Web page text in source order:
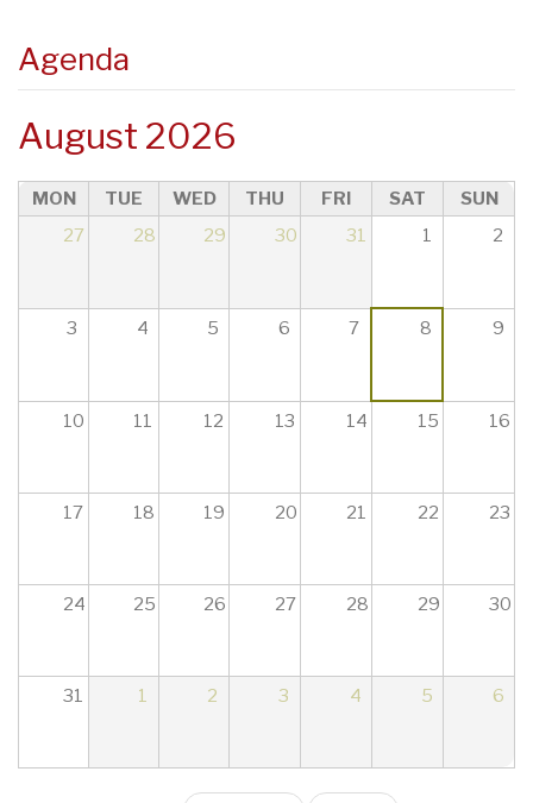
Agenda
August 2026
MON TUE WED THU FRI SAT
SUN
27
28 29 30 31 1 2
3 4 5 6 7 8 9
10 11 12 13 14 15 16
17 18 19 20 21 22 23
24 25 26 27 28 29 30
31 1 2 3 4 5 6